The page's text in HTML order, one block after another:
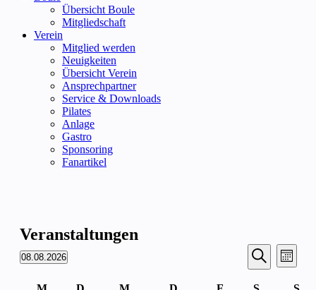
Übersicht Boule
Mitgliedschaft
Verein
Mitglied werden
Neuigkeiten
Übersicht Verein
Ansprechpartner
Service & Downloads
Pilates
Anlage
Gastro
Sponsoring
Fanartikel
Veranstaltungen
Suche
Suche
Monat
08.08.2026
wählen.